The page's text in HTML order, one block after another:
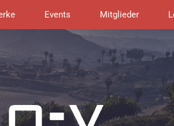
Events Mitglieder